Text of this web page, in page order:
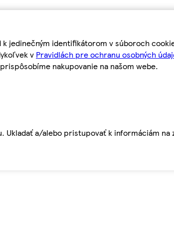
jedinečným identifikátorom v súboroch
v Pravidlách pre ochranu osobných
nakupovanie na našom webe.
a/alebo pristupovať k informáciám na